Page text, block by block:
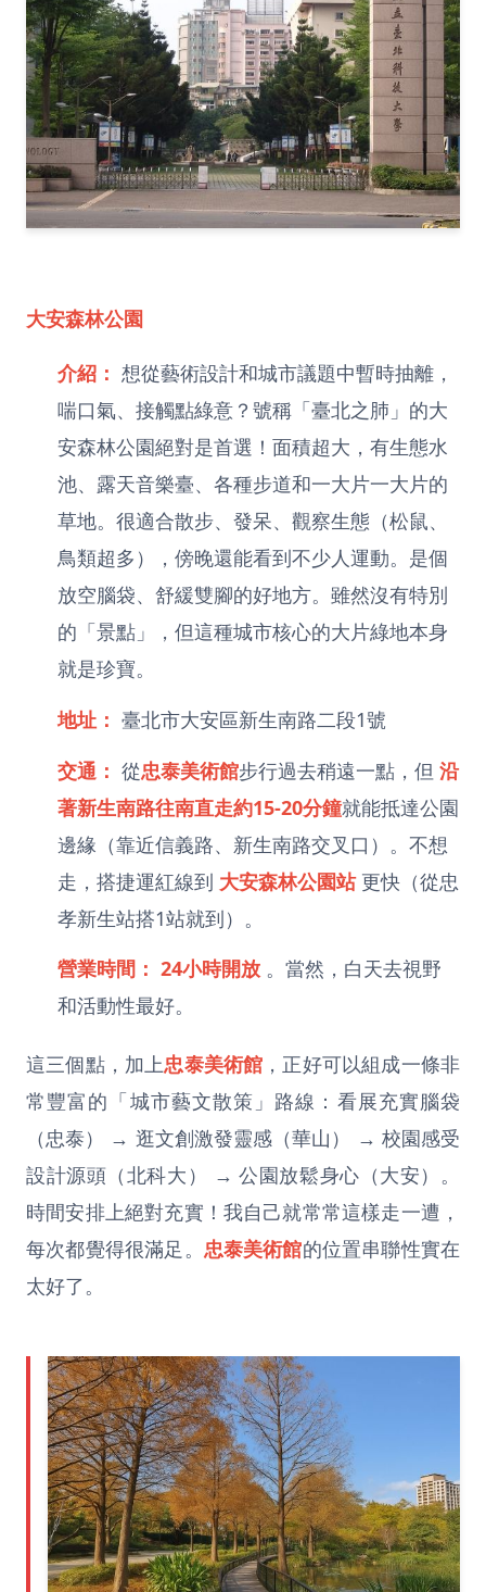
大安森林公園
介紹： 想從藝術設計和城市議題中暫時抽離，
喘口氣、接觸點綠意？號稱「臺北之肺」的大
安森林公園絕對是首選！面積超大，有生態水
池、露天音樂臺、各種步道和一大片一大片的
草地。很適合散步、發呆、觀察生態（松鼠、
鳥類超多），傍晚還能看到不少人運動。是個
放空腦袋、舒緩雙腳的好地方。雖然沒有特別
的「景點」，但這種城市核心的大片綠地本身
就是珍寶。
地址： 臺北市大安區新生南路二段1號
交通： 從忠泰美術館步行過去稍遠一點，但 沿
著新生南路往南直走約15-20分鐘就能抵達公園
邊緣（靠近信義路、新生南路交叉口）。不想
走，搭捷運紅線到 大安森林公園站更快（從忠
孝新生站搭1站就到）。
營業時間： 24小時開放。當然，白天去視野
和活動性最好。
這三個點，加上忠泰美術館 ，正好可以組成一條非
常豐富的「城市藝文散策」路線：看展充實腦袋
（忠泰） → 逛文創激發靈感（華山） → 校園感受
設計源頭（北科大） → 公園放鬆身心（大安）。
時間安排上絕對充實！我自己就常常這樣走一遭，
每次都覺得很滿足。 忠泰美術館的位置串聯性實在
太好了。